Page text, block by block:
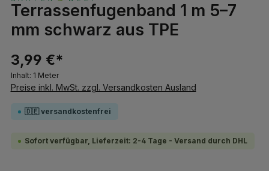
Terrassenfugenband 1 m 5–7
mm schwarz aus TPE
3,99 €*
Inhalt: 1 Meter
Preise inkl. MwSt. zzgl. Versandkosten Ausland
🇩🇪 versandkostenfrei
Sofort verfügbar, Lieferzeit: 2-4 Tage - Versand durch DHL